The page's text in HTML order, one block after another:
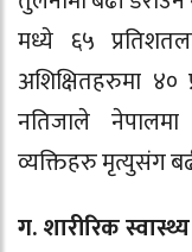
मध्ये ६५
अशिक्षितहरुमा
नतिजाले नेपालमा
व्यक्तिहरु मृत्युसंग
ग. शारीरिक